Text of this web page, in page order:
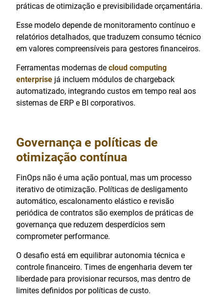
práticas de otimização e previsibilidade orçamentária.
Esse modelo depende de monitoramento contínuo e
relatórios detalhados, que traduzem consumo técnico
em valores compreensíveis para gestores financeiros.
Ferramentas modernas de cloud computing
enterprise já incluem módulos de chargeback
automatizado, integrando custos em tempo real aos
sistemas de ERP e BI corporativos.
Governança e políticas de
otimização contínua
FinOps não é uma ação pontual, mas um processo
iterativo de otimização. Políticas de desligamento
automático, escalonamento elástico e revisão
periódica de contratos são exemplos de práticas de
governança que reduzem desperdícios sem
comprometer performance.
O desafio está em equilibrar autonomia técnica e
controle financeiro. Times de engenharia devem ter
liberdade para provisionar recursos, mas dentro de
limites definidos por políticas de custo.